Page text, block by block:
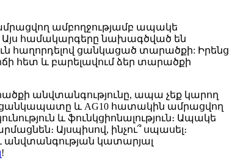
ամբողջությամբ ապակե
համակարգերը նախագծված են
հաղորդելով ցանկացած տարածքի: Իրենց
հետ և բարելավում ձեր տարածքի
անվտանգությունը, ապա չեք կարող
և AG10 հատակին ամրացվող
և ֆունկցիոնալություն։ Ապակե
Այսպիսով, ինչու՞ սպասել։
անվտանգության կատարյալ
!